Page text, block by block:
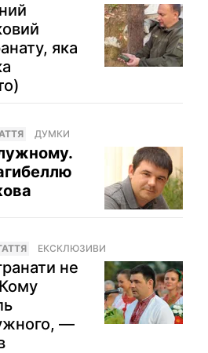
яка
ДУМКИ
ЕКСКЛЮЗИВИ
не
—